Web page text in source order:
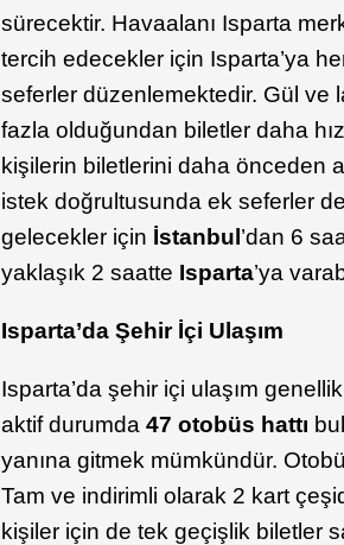
sürecektir. Havaalanı Isparta
tercih edecekler için Isparta’ya
seferler düzenlemektedir. Gül ve
fazla olduğundan biletler daha
kişilerin biletlerini daha önceden
istek doğrultusunda ek seferler
gelecekler için İstanbul ’dan 6
yaklaşık 2 saatte Isparta’ya
Isparta’da Şehir İçi Ulaşım
Isparta’da şehir içi ulaşım
aktif durumda47 otobüs hattı
yanına gitmek mümkündür.
Tam ve indirimli olarak 2 kart
kişiler için de tek geçişlik biletler